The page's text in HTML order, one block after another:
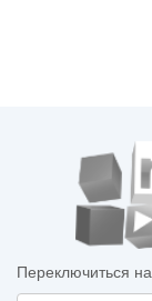
Переключиться